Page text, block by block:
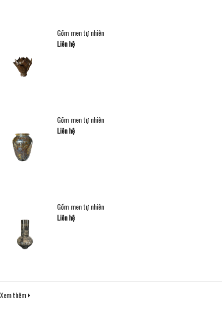
Gốm men tự nhiên
Liên hệ
Gốm men tự nhiên
Liên hệ
Gốm men tự nhiên
Liên hệ
Xem thêm